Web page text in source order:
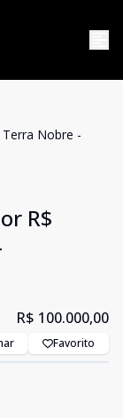
Nobre -
R$
R$ 100.000,00
Favorito